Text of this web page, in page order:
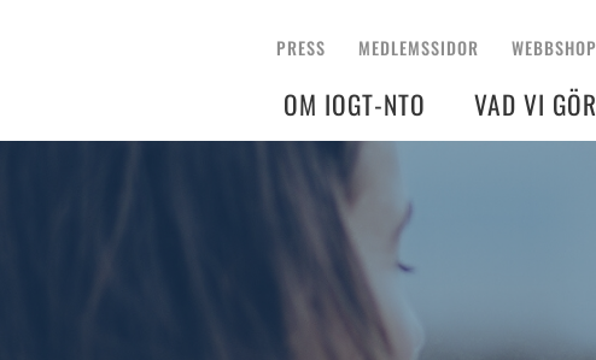
PRESS MEDLEMSSIDOR WEBBSHOP
OM IOGT-NTO VAD VI GÖR